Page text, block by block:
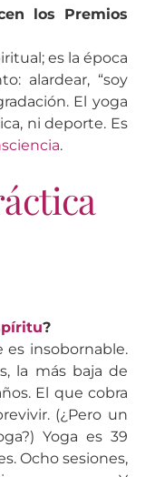
los Premios
es la época
alardear, “soy
El yoga
ni deporte. Es
.
?
es insobornable.
la más baja de
El que cobra
(¿Pero un
Yoga es 39
Ocho sesiones,